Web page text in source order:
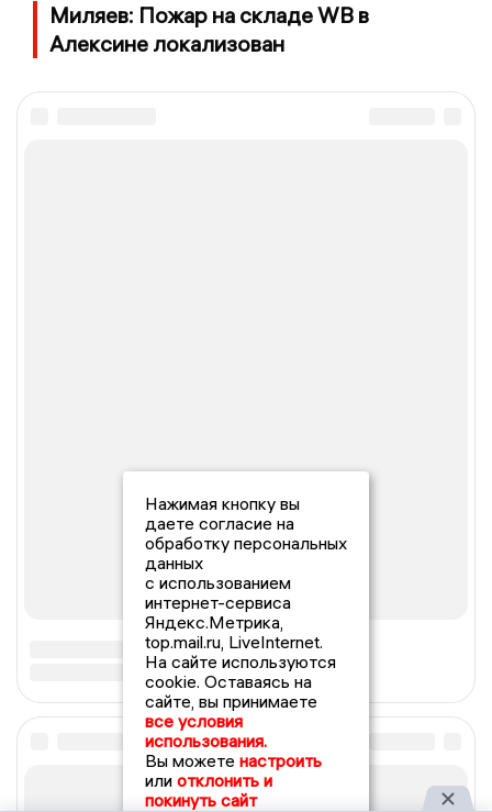
Миляев: Пожар на складе WB в
Алексине локализован
Нажимая кнопку вы
даете согласие на
обработку персональных
данных
с использованием
интернет-сервиса
Яндекс.Метрика,
top.mail.ru, LiveInternet.
На сайте используются
cookie. Оставаясь на
сайте, вы принимаете
все условия
использования.
Вы можете настроить
или отклонить и
покинуть сайт